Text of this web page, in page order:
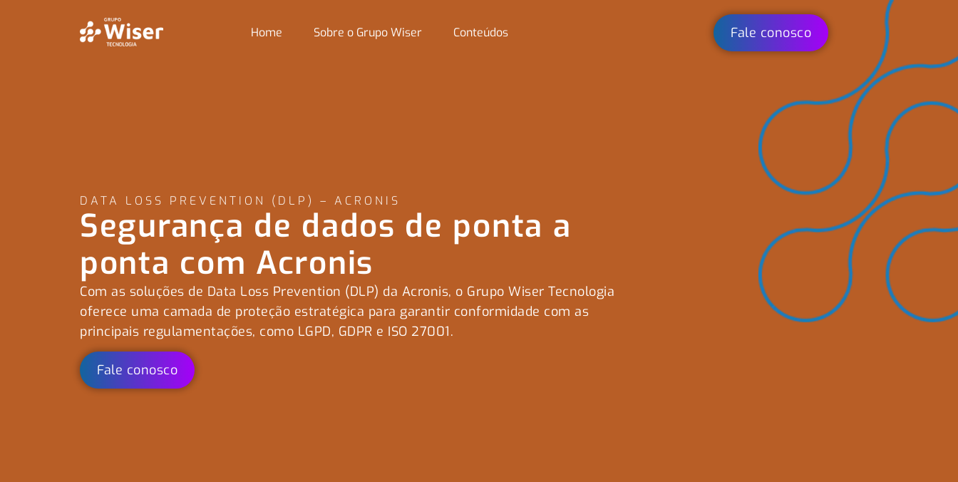
Home Sobre o Grupo Wiser Conteúdos Fale conosco
DATA LOSS PREVENTION (DLP) – ACRONIS
Segurança de dados de ponta a
ponta com Acronis
Com as soluções de Data Loss Prevention (DLP) da Acronis, o Grupo Wiser Tecnologia
oferece uma camada de proteção estratégica para garantir conformidade com as
principais regulamentações, como LGPD, GDPR e ISO 27001.
Fale conosco